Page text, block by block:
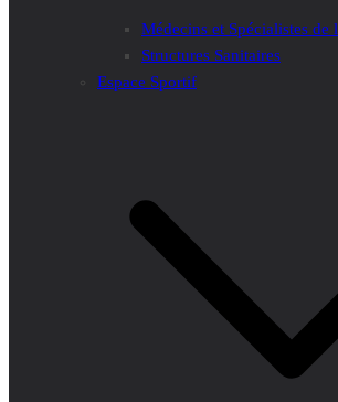
Médecins et Spécialistes de
Structures Sanitaires
Espace Sportif